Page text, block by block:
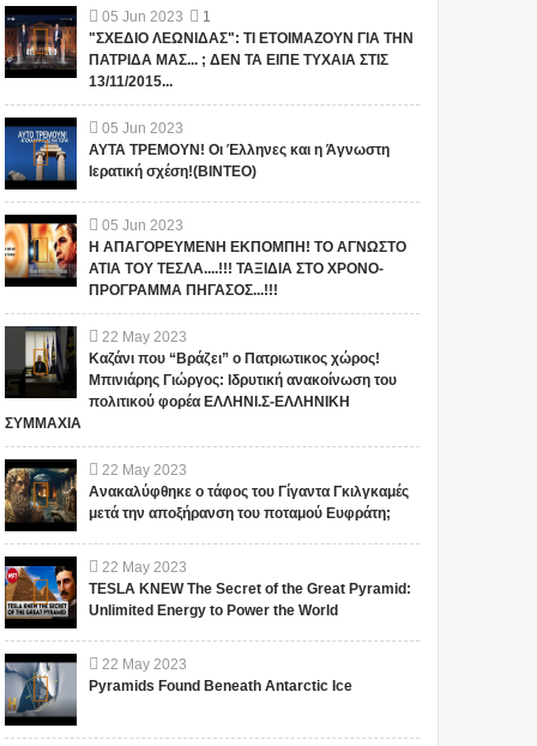
05 Jun 2023
1
"ΣΧΕΔΙΟ ΛΕΩΝΙΔΑΣ": ΤΙ ΕΤΟΙΜΑΖΟΥΝ ΓΙΑ ΤΗΝ
ΠΑΤΡΙΔΑ ΜΑΣ... ; ΔΕΝ ΤΑ ΕΙΠΕ ΤΥΧΑΙΑ ΣΤΙΣ
13/11/2015...
05 Jun 2023
ΑΥΤΑ ΤΡΕΜΟΥΝ! Οι Έλληνες και η Άγνωστη
Ιερατική σχέση!(ΒΙΝΤΕΟ)
05 Jun 2023
Η ΑΠΑΓΟΡΕΥΜΕΝΗ ΕΚΠΟΜΠΗ! ΤΟ ΑΓΝΩΣΤΟ
ΑΤΙΑ ΤΟΥ ΤΕΣΛΑ....!!! ΤΑΞΙΔΙΑ ΣΤΟ ΧΡΟΝΟ-
ΠΡΟΓΡΑΜΜΑ ΠΗΓΑΣΟΣ...!!!
22 May 2023
Καζάνι που “Βράζει” ο Πατριωτικος χώρος!
Μπινιάρης Γιώργος: Ιδρυτική ανακοίνωση του
πολιτικού φορέα ΕΛΛΗΝΙ.Σ-ΕΛΛΗΝΙΚΗ
ΣΥΜΜΑΧΙΑ
22 May 2023
Ανακαλύφθηκε ο τάφος του Γίγαντα Γκιλγκαμές
μετά την αποξήρανση του ποταμού Ευφράτη;
22 May 2023
TESLA KNEW The Secret of the Great Pyramid:
Unlimited Energy to Power the World
22 May 2023
Pyramids Found Beneath Antarctic Ice